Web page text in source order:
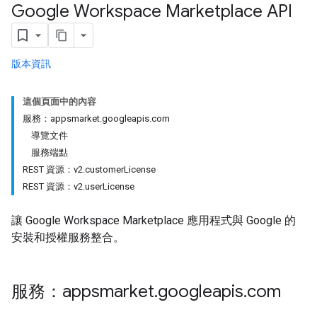
Google Workspace Marketplace API
版本資訊
這個頁面中的內容
服務：appsmarket.googleapis.com
導覽文件
服務端點
REST 資源：v2.customerLicense
REST 資源：v2.userLicense
讓 Google Workspace Marketplace 應用程式與 Google 的
安裝和授權服務整合。
服務：appsmarket.googleapis.com